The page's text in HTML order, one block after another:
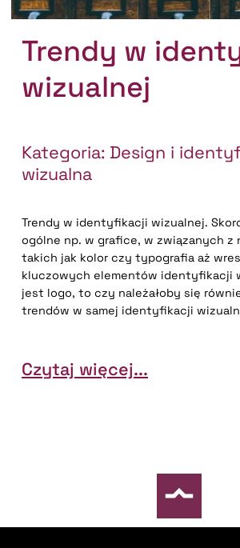
Trendy w
wizualnej
Kategoria: Design i
wizualna
Trendy w identyfikacji wizualnej.
ogólne np. w grafice, w związanych z
takich jak kolor czy typografia aż
kluczowych elementów identyfikacji
jest logo, to czy należałoby się
trendów w samej identyfikacji
Czytaj więcej...